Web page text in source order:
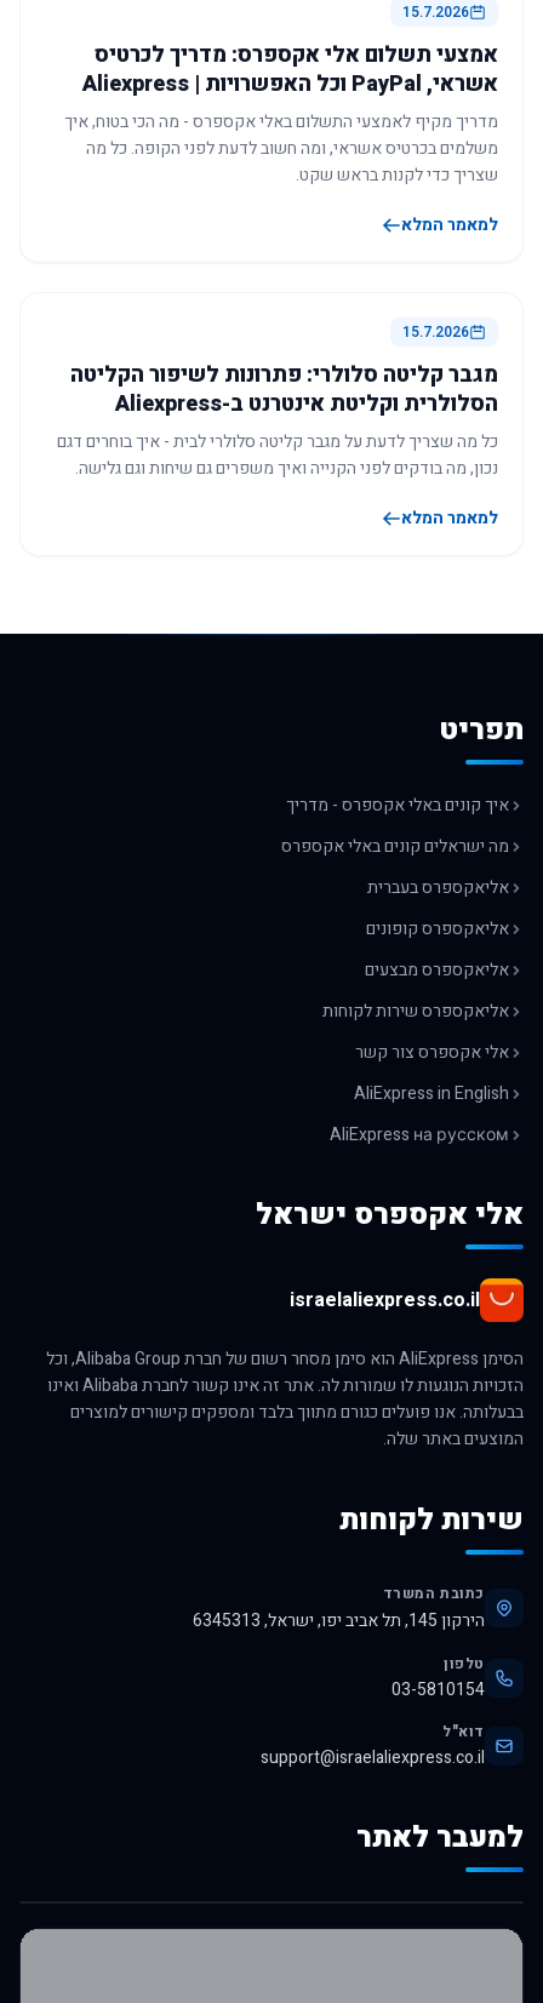
15.7.2026
אמצעי תשלום אלי אקספרס: מדריך לכרטיס
אשראי, PayPal וכל האפשרויות | Aliexpress
מדריך מקיף לאמצעי התשלום באלי אקספרס - מה הכי בטוח, איך
משלמים בכרטיס אשראי, ומה חשוב לדעת לפני הקופה. כל מה
שצריך כדי לקנות בראש שקט.
למאמר המלא
15.7.2026
מגבר קליטה סלולרי: פתרונות לשיפור הקליטה
הסלולרית וקליטת אינטרנט ב-Aliexpress
כל מה שצריך לדעת על מגבר קליטה סלולרי לבית - איך בוחרים דגם
נכון, מה בודקים לפני הקנייה ואיך משפרים גם שיחות וגם גלישה.
למאמר המלא
תפריט
איך קונים באלי אקספרס - מדריך
מה ישראלים קונים באלי אקספרס
אליאקספרס בעברית
אליאקספרס קופונים
אליאקספרס מבצעים
אליאקספרס שירות לקוחות
אלי אקספרס צור קשר
AliExpress in English
AliExpress на русском
אלי אקספרס ישראל
israelaliexpress.co.il
הסימן AliExpress הוא סימן מסחר רשום של חברת Alibaba Group, וכל
הזכויות הנוגעות לו שמורות לה. אתר זה אינו קשור לחברת Alibaba ואינו
בבעלותה. אנו פועלים כגורם מתווך בלבד ומספקים קישורים למוצרים
המוצעים באתר שלה.
שירות לקוחות
כתובת המשרד
הירקון 145, תל אביב יפו, ישראל, 6345313
טלפון
03-5810154
דוא"ל
support@israelaliexpress.co.il
למעבר לאתר
לרכישה באלי אקספרס